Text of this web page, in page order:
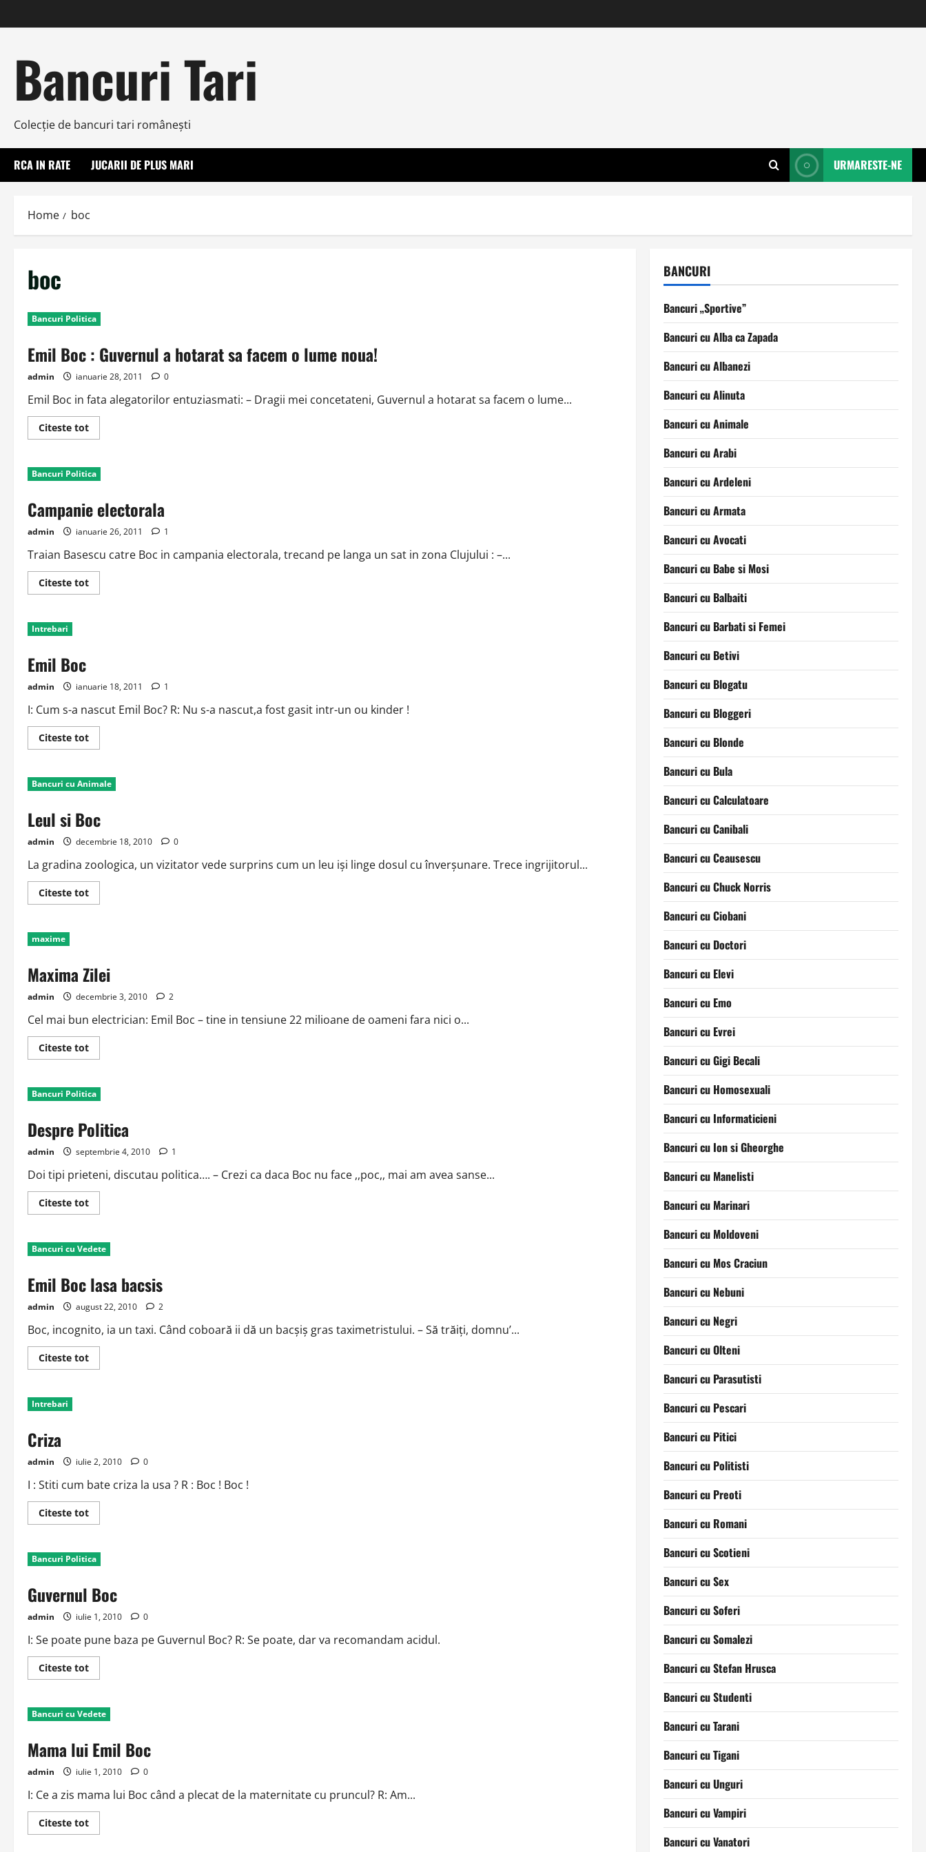
to
Bancuri Tari
Colecţie de bancuri tari româneşti
RCA IN RATE JUCARII DE PLUS MARI URMARESTE-NE
Home boc
boc
Bancuri Politica
Emil Boc : Guvernul a hotarat sa facem o lume noua!
admin ianuarie 28, 2011 0
Emil Boc in fata alegatorilor entuziasmati: – Dragii mei concetateni, Guvernul a hotarat sa facem o lume...
Citeste totRead
more
Boc
:
Guvernul
hotarat
sa
o
noua!
Bancuri Politica
Campanie electorala
admin ianuarie 26, 2011 1
Traian Basescu catre Boc in campania electorala, trecand pe langa un sat in zona Clujului : –...
Citeste totRead
more
Intrebari
Emil Boc
admin ianuarie 18, 2011 1
I: Cum s-a nascut Emil Boc? R: Nu s-a nascut,a fost gasit intr-un ou kinder !
Citeste totRead
more
Boc
Bancuri cu Animale
Leul si Boc
admin decembrie 18, 2010 0
La gradina zoologica, un vizitator vede surprins cum un leu iși linge dosul cu înverșunare. Trece ingrijitorul...
Citeste totRead
more
maxime
Maxima Zilei
admin decembrie 3, 2010 2
Cel mai bun electrician: Emil Boc – tine in tensiune 22 milioane de oameni fara nici o...
Citeste totRead
more
Zilei
Bancuri Politica
Despre Politica
admin septembrie 4, 2010 1
Doi tipi prieteni, discutau politica…. – Crezi ca daca Boc nu face ,,poc,, mai am avea sanse...
Citeste totRead
more
Politica
Bancuri cu Vedete
Emil Boc lasa bacsis
admin august 22, 2010 2
Boc, incognito, ia un taxi. Când coboară ii dă un bacşiş gras taximetristului. – Să trăiţi, domnu’...
Citeste totRead
more
Intrebari
Criza
admin iulie 2, 2010 0
I : Stiti cum bate criza la usa ? R : Boc ! Boc !
Citeste totRead
more
Bancuri Politica
Guvernul Boc
admin iulie 1, 2010 0
I: Se poate pune baza pe Guvernul Boc? R: Se poate, dar va recomandam acidul.
Citeste totRead
more
Boc
Bancuri cu Vedete
Mama lui Emil Boc
admin iulie 1, 2010 0
I: Ce a zis mama lui Boc când a plecat de la maternitate cu pruncul? R: Am...
Citeste totRead
more
BANCURI
Bancuri „Sportive”
Bancuri cu Alba ca Zapada
Bancuri cu Albanezi
Bancuri cu Alinuta
Bancuri cu Animale
Bancuri cu Arabi
Bancuri cu Ardeleni
Bancuri cu Armata
Bancuri cu Avocati
Bancuri cu Babe si Mosi
Bancuri cu Balbaiti
Bancuri cu Barbati si Femei
Bancuri cu Betivi
Bancuri cu Blogatu
Bancuri cu Bloggeri
Bancuri cu Blonde
Bancuri cu Bula
Bancuri cu Calculatoare
Bancuri cu Canibali
Bancuri cu Ceausescu
Bancuri cu Chuck Norris
Bancuri cu Ciobani
Bancuri cu Doctori
Bancuri cu Elevi
Bancuri cu Emo
Bancuri cu Evrei
Bancuri cu Gigi Becali
Bancuri cu Homosexuali
Bancuri cu Informaticieni
Bancuri cu Ion si Gheorghe
Bancuri cu Manelisti
Bancuri cu Marinari
Bancuri cu Moldoveni
Bancuri cu Mos Craciun
Bancuri cu Nebuni
Bancuri cu Negri
Bancuri cu Olteni
Bancuri cu Parasutisti
Bancuri cu Pescari
Bancuri cu Pitici
Bancuri cu Politisti
Bancuri cu Preoti
Bancuri cu Romani
Bancuri cu Scotieni
Bancuri cu Sex
Bancuri cu Soferi
Bancuri cu Somalezi
Bancuri cu Stefan Hrusca
Bancuri cu Studenti
Bancuri cu Tarani
Bancuri cu Tigani
Bancuri cu Unguri
Bancuri cu Vampiri
Bancuri cu Vanatori